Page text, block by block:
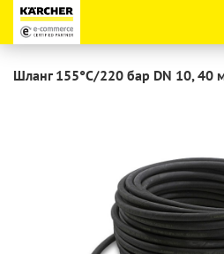
Шланг 155°C/220 бар DN 10, 40